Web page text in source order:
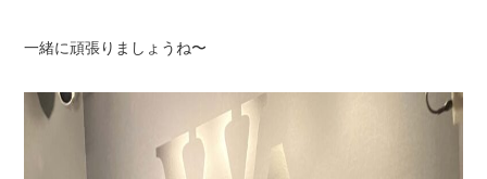
一緒に頑張りましょうね〜